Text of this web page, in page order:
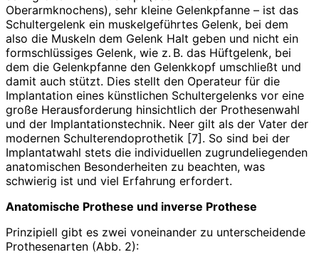
Oberarmknochens), sehr kleine Gelenkpfanne – ist das
Schultergelenk ein muskelgeführtes Gelenk, bei dem
also die Muskeln dem Gelenk Halt geben und nicht ein
formschlüssiges Gelenk, wie z. B. das Hüftgelenk, bei
dem die Gelenkpfanne den Gelenkkopf umschließt und
damit auch stützt. Dies stellt den Operateur für die
Implantation eines künstlichen Schultergelenks vor eine
große Herausforderung hinsichtlich der Prothesenwahl
und der Implantationstechnik. Neer gilt als der Vater der
modernen Schulterendoprothetik [7]. So sind bei der
Implantatwahl stets die individuellen zugrundeliegenden
anatomischen Besonderheiten zu beachten, was
schwierig ist und viel Erfahrung erfordert.
Anatomische Prothese und inverse Prothese
Prinzipiell gibt es zwei voneinander zu unterscheidende
Prothesenarten (Abb. 2):